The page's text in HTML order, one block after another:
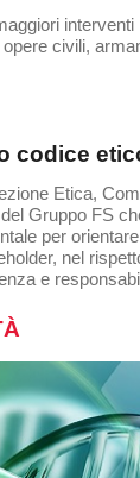
civili,
codice
Etica,
Gruppo FS
per
nel
e